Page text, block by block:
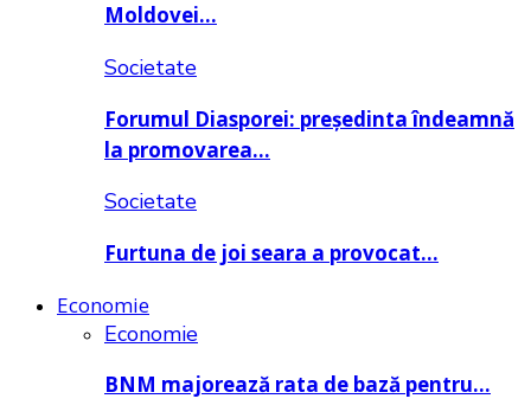
Moldovei…
Societate
Forumul Diasporei: președinta îndeamnă
la promovarea…
Societate
Furtuna de joi seara a provocat…
Economie
Economie
BNM majorează rata de bază pentru…